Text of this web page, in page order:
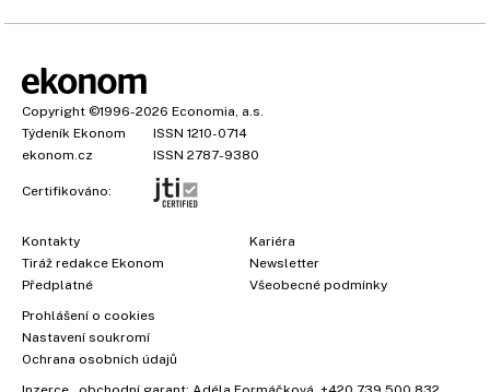
Copyright ©1996-2026 Economia, a.s.
Týdeník Ekonom
ISSN 1210-0714
ekonom.cz
ISSN 2787-9380
Certifikováno:
Kontakty
Tiráž redakce Ekonom
Předplatné
Kariéra
Newsletter
Všeobecné podmínky
Prohlášení o cookies
Nastavení soukromí
Ochrana osobních údajů